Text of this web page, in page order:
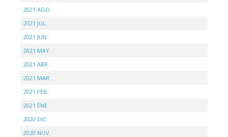
2021 AGO.
2021 JUL.
2021 JUN.
2021 MAY.
2021 ABR.
2021 MAR.
2021 FEB.
2021 ENE.
2020 DIC.
2020 NOV.